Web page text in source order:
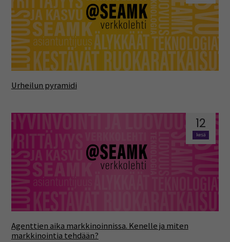
Urheilun pyramidi
12
kesä
Agenttien aika markkinoinnissa. Kenelle ja miten
markkinointia tehdään?